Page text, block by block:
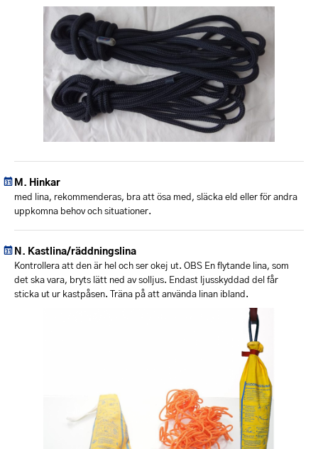
Hinkar
med lina, rekommenderas, bra att ösa med, släcka eld eller för andra
uppkomna behov och situationer.
Kastlina/räddningslina
Kontrollera att den är hel och ser okej ut. OBS En flytande lina, som
det ska vara, bryts lätt ned av solljus. Endast ljusskyddad del får
sticka ut ur kastpåsen. Träna på att använda linan ibland.